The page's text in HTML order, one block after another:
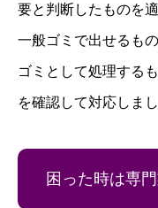
要と判断したものを
一般ゴミで出せるも
ゴミとして処理する
を確認して対応しまし
困った時は専